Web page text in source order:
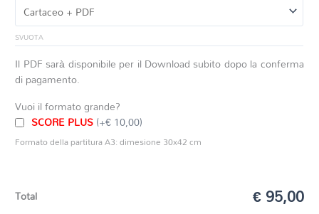
SVUOTA
Il PDF sarà disponibile per il Download subito dopo la conferma
di pagamento.
Vuoi il formato grande?
SCORE PLUS(+€ 10,00)
Formato della partitura A3: dimesione 30x42 cm
Total € 95,00